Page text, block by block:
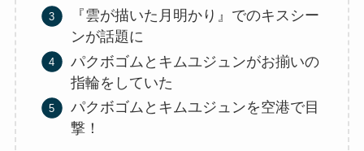
『雲が描いた月明かり』でのキスシー
ンが話題に
パクボゴムとキムユジュンがお揃いの
指輪をしていた
パクボゴムとキムユジュンを空港で目
撃！